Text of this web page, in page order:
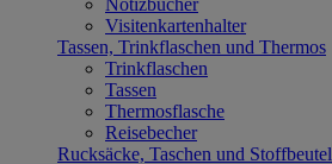
Notizbücher
Visitenkartenhalter
Tassen, Trinkflaschen und Thermos
Trinkflaschen
Tassen
Thermosflasche
Reisebecher
Rucksäcke, Taschen und Stoffbeutel